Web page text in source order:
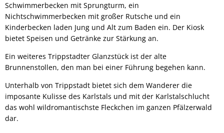
Schwimmerbecken mit Sprungturm, ein
Nichtschwimmerbecken mit großer Rutsche und ein
Kinderbecken laden Jung und Alt zum Baden ein. Der Kiosk
bietet Speisen und Getränke zur Stärkung an.
Ein weiteres Trippstadter Glanzstück ist der alte
Brunnenstollen, den man bei einer Führung begehen kann.
Unterhalb von Trippstadt bietet sich dem Wanderer die
imposante Kulisse des Karlstals und mit der Karlstalschlucht
das wohl wildromantischste Fleckchen im ganzen Pfälzerwald
dar.